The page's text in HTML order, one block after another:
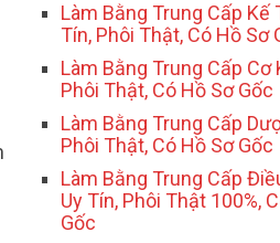
Làm Bằng Trung Cấp Kế
Tín, Phôi Thật, Có Hồ Sơ
Làm Bằng Trung Cấp Cơ
Phôi Thật, Có Hồ Sơ Gốc
Làm Bằng Trung Cấp
Phôi Thật, Có Hồ Sơ Gốc
Làm Bằng Trung Cấp
Uy Tín, Phôi Thật 100%,
Gốc